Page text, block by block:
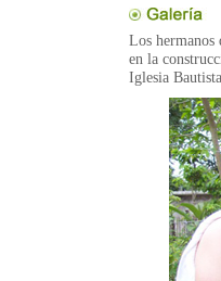
Los hermanos
en la
Iglesia